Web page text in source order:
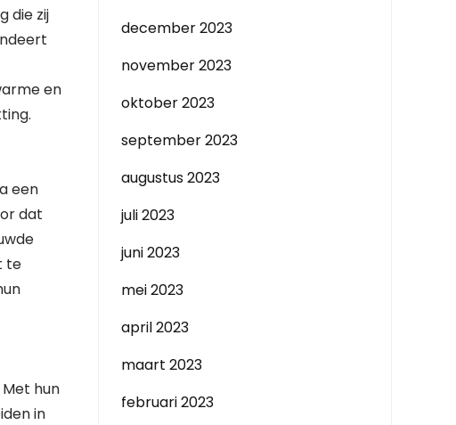
die zij
en
een
dat
te
hun
in
december 2023
november 2023
oktober 2023
september 2023
augustus 2023
juli 2023
juni 2023
mei 2023
april 2023
maart 2023
februari 2023